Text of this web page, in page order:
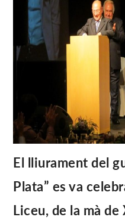
El lliurament del
Plata” es va
Liceu, de la mà